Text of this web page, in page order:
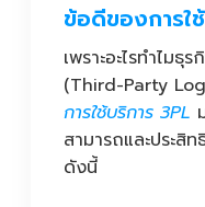
ข้อดีของการใ
เพราะอะไรทำไม
(Third-Party
การใช้บริการ 3PL
สามารถและประสิ
ดังนี้